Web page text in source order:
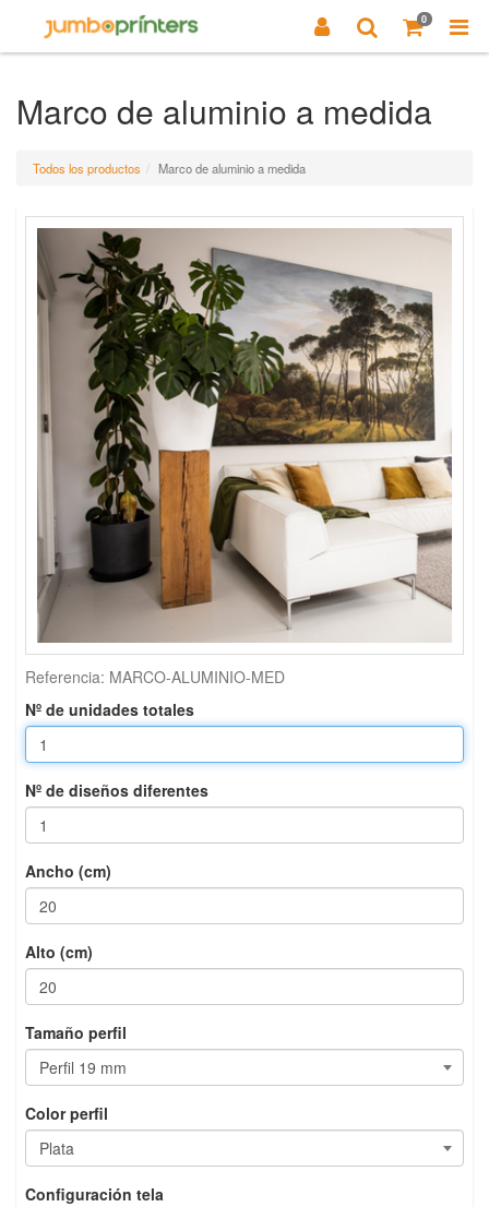
0
Marco de aluminio a medida
Todos los productos Marco de aluminio a medida
Referencia: MARCO-ALUMINIO-MED
Nº de unidades totales
Nº de diseños diferentes
Ancho (cm)
Alto (cm)
Tamaño perfil
Color perfil
Configuración tela